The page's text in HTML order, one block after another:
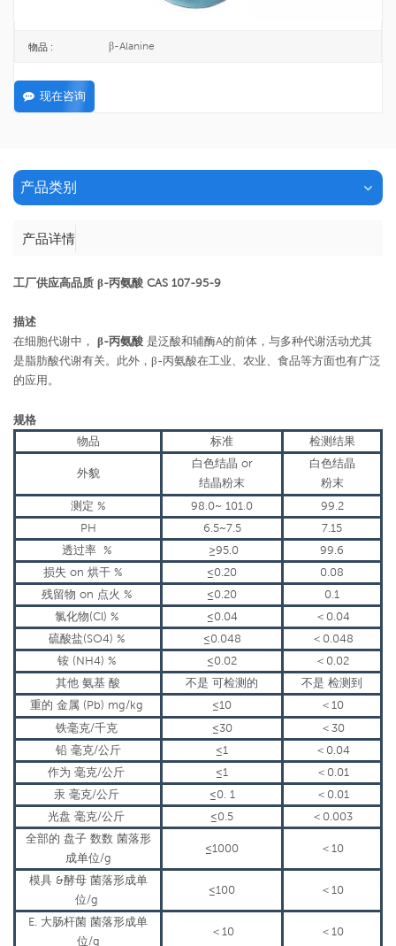
物品 : β-Alanine
现在咨询
产品类别
产品详情
工厂供应高品质 β-丙氨酸 CAS 107-95-9
描述
在细胞代谢中， β-丙氨酸 是泛酸和辅酶A的前体，与多种代谢活动尤其
是脂肪酸代谢有关。此外，β-丙氨酸在工业、农业、食品等方面也有广泛
的应用。
规格
物品 标准 检测结果
外貌
白色结晶 or
结晶粉末
白色结晶
粉末
测定 % 98.0~ 101.0
99.2
PH
6.5~7.5
7.15
透过率 % ≥95.0
99.6
损失 on 烘干 % ≤0.20
0.08
残留物 on 点火 % ≤0.20
0.1
氯化物(Cl) % ≤0.04 ＜ 0.04
硫酸盐(SO4) % ≤0.048 ＜ 0.048
铵 (NH4) % ≤0.02 ＜ 0.02
其他 氨基 酸 不是 可检测的 不是 检测到
重的 金属 (Pb) mg/kg ≤10 ＜ 10
铁毫克/千克
≤30 ＜ 30
铅 毫克/公斤 ≤1 ＜ 0.04
作为 毫克/公斤 ≤1 ＜ 0.01
汞 毫克/公斤 ≤0. 1 ＜ 0.01
光盘 毫克/公斤 ≤0.5 ＜ 0.003
全部的 盘子 数数 菌落形
成单位/g
≤1000 ＜ 10
模具 &酵母 菌落形成单
位/g
≤100 ＜ 10
E. 大肠杆菌 菌落形成单
位/g
＜ 10 ＜ 10